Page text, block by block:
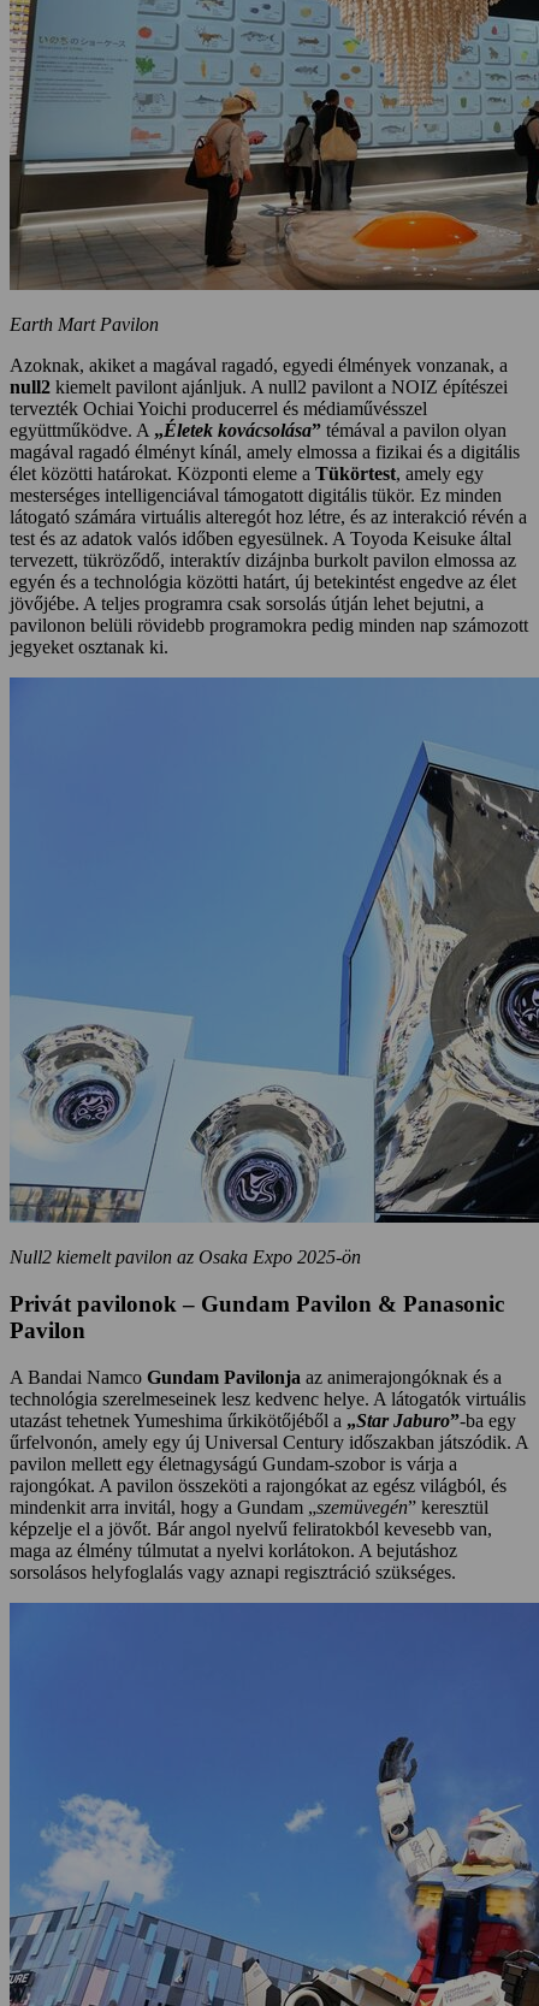
Earth Mart Pavilon
Azoknak, akiket a magával ragadó, egyedi élmények vonzanak, a
null2 kiemelt pavilont ajánljuk. A null2 pavilont a NOIZ építészei
tervezték Ochiai Yoichi producerrel és médiaművésszel
együttműködve. A „Életek kovácsolása” témával a pavilon olyan
magával ragadó élményt kínál, amely elmossa a fizikai és a digitális
élet közötti határokat. Központi eleme a Tükörtest, amely egy
mesterséges intelligenciával támogatott digitális tükör. Ez minden
látogató számára virtuális alteregót hoz létre, és az interakció révén a
test és az adatok valós időben egyesülnek. A Toyoda Keisuke által
tervezett, tükröződő, interaktív dizájnba burkolt pavilon elmossa az
egyén és a technológia közötti határt, új betekintést engedve az élet
jövőjébe. A teljes programra csak sorsolás útján lehet bejutni, a
pavilonon belüli rövidebb programokra pedig minden nap számozott
jegyeket osztanak ki.
Null2 kiemelt pavilon az Osaka Expo 2025-ön
Privát pavilonok – Gundam Pavilon & Panasonic
Pavilon
A Bandai Namco Gundam Pavilonja az animerajongóknak és a
technológia szerelmeseinek lesz kedvenc helye. A látogatók virtuális
utazást tehetnek Yumeshima űrkikötőjéből a „Star Jaburo”-ba egy
űrfelvonón, amely egy új Universal Century időszakban játszódik. A
pavilon mellett egy életnagyságú Gundam-szobor is várja a
rajongókat. A pavilon összeköti a rajongókat az egész világból, és
mindenkit arra invitál, hogy a Gundam „szemüvegén” keresztül
képzelje el a jövőt. Bár angol nyelvű feliratokból kevesebb van,
maga az élmény túlmutat a nyelvi korlátokon. A bejutáshoz
sorsolásos helyfoglalás vagy aznapi regisztráció szükséges.